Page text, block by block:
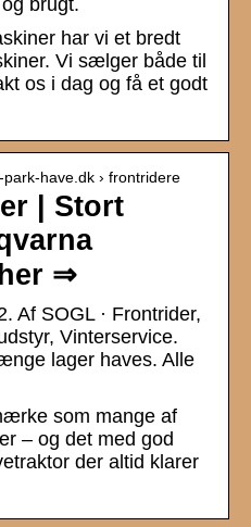
har vi et bredt
Vi sælger både til
os i dag og få et godt
have.dk › frontridere
| Stort
⇒
Af SOGL · Frontrider,
Vinterservice.
lager haves. Alle
som mange af
– og det med god
der altid klarer